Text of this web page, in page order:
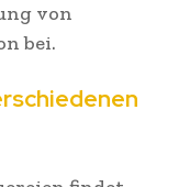
von
bei.